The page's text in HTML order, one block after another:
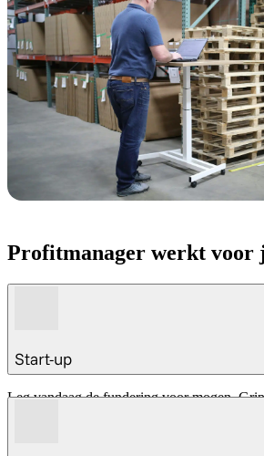
Profitmanager werkt voor
Start-up
Leg vandaag de fundering voor mogen.